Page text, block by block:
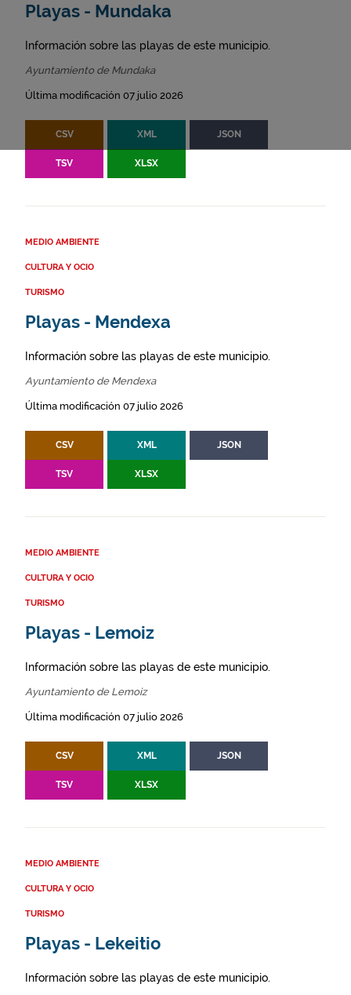
Playas - Mundaka
Información sobre las playas de este municipio.
Ayuntamiento de Mundaka
Última modificación 07 julio 2026
CSV XML JSON
TSV XLSX
MEDIO AMBIENTE
CULTURA Y OCIO
TURISMO
Playas - Mendexa
Información sobre las playas de este municipio.
Ayuntamiento de Mendexa
Última modificación 07 julio 2026
CSV XML JSON
TSV XLSX
MEDIO AMBIENTE
CULTURA Y OCIO
TURISMO
Playas - Lemoiz
Información sobre las playas de este municipio.
Ayuntamiento de Lemoiz
Última modificación 07 julio 2026
CSV XML JSON
TSV XLSX
MEDIO AMBIENTE
CULTURA Y OCIO
TURISMO
Playas - Lekeitio
Información sobre las playas de este municipio.